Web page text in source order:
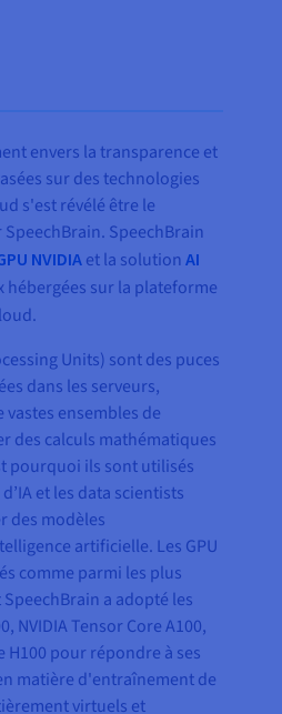
envers la transparence et
sur des technologies
s'est révélé être le
SpeechBrain
NVIDIA et la solutionAI
hébergées sur la plateforme
Units) sont des puces
dans les serveurs,
ensembles de
des calculs mathématiques
pourquoi ils sont utilisés
et les data scientists
des modèles
artificielle. Les GPU
comme parmi les plus
a adopté les
NVIDIA Tensor Core A100,
H100 pour répondre à ses
matière d'entraînement de
virtuels et